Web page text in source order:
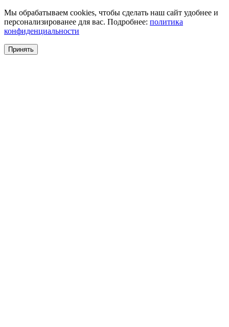
Мы обрабатываем cookies, чтобы сделать наш сайт удобнее и
персонализированее для вас. Подробнее: политика
конфиденциальности
Принять